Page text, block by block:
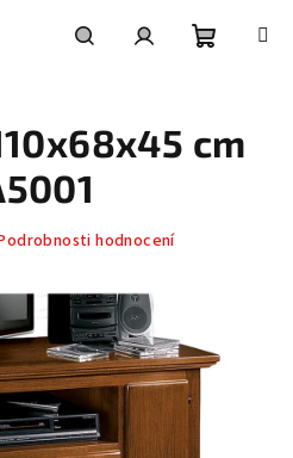
košík
cm
hodnocení